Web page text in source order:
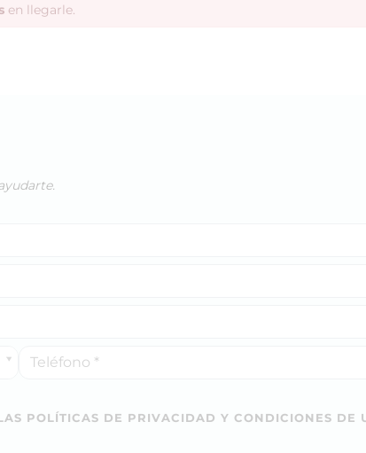
en llegarle.
POLÍTICAS DE PRIVACIDAD Y CONDICIONES DE